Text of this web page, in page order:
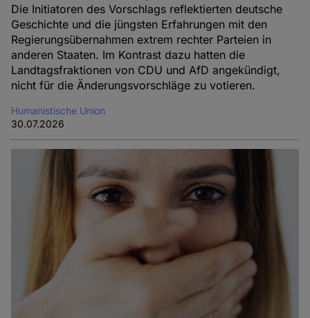
Die Initiatoren des Vorschlags reflektierten deutsche
Geschichte und die jüngsten Erfahrungen mit den
Regierungsübernahmen extrem rechter Parteien in
anderen Staaten. Im Kontrast dazu hatten die
Landtagsfraktionen von CDU und AfD angekündigt,
nicht für die Änderungsvorschläge zu votieren.
Humanistische Union
30.07.2026